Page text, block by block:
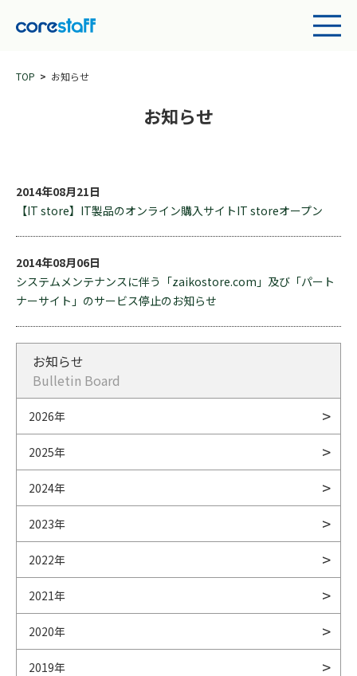
TOP お知らせ
お知らせ
2014年08月21日
【IT store】IT製品のオンライン購入サイトIT storeオープン
2014年08月06日
システムメンテナンスに伴う「zaikostore.com」及び「パート
ナーサイト」のサービス停止のお知らせ
お知らせ
Bulletin Board
2026年
2025年
2024年
2023年
2022年
2021年
2020年
2019年